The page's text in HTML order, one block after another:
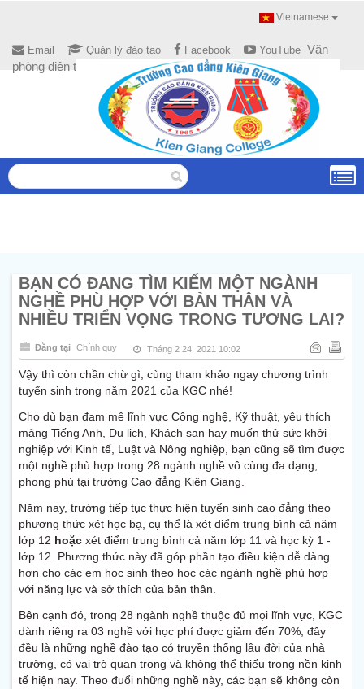
Vietnamese
Email Quản lý đào tạo Facebook YouTube Văn
phòng điện tử
BẠN CÓ ĐANG TÌM KIẾM MỘT NGÀNH
NGHỀ PHÙ HỢP VỚI BẢN THÂN VÀ
NHIỀU TRIỂN VỌNG TRONG TƯƠNG LAI?
Đăng tại Chính quy Tháng 2 24, 2021 10:02
Vậy thì còn chần chừ gì, cùng tham khảo ngay chương trình
tuyển sinh trong năm 2021 của KGC nhé!
Cho dù bạn đam mê lĩnh vực Công nghệ, Kỹ thuật, yêu thích
mảng Tiếng Anh, Du lịch, Khách sạn hay muốn thử sức khởi
nghiệp với Kinh tế, Luật và Nông nghiệp, bạn cũng sẽ tìm được
một nghề phù hợp trong 28 ngành nghề vô cùng đa dạng,
phong phú tại trường Cao đẳng Kiên Giang.
Năm nay, trường tiếp tục thực hiện tuyển sinh cao đẳng theo
phương thức xét học bạ, cụ thể là xét điểm trung bình cả năm
lớp 12 hoặc xét điểm trung bình cả năm lớp 11 và học kỳ 1 -
lớp 12. Phương thức này đã góp phần tạo điều kiện dễ dàng
hơn cho các em học sinh theo học các ngành nghề phù hợp
với năng lực và sở thích của bản thân.
Bên cạnh đó, trong 28 ngành nghề thuộc đủ mọi lĩnh vực, KGC
dành riêng ra 03 nghề với học phí được giảm đến 70%, đây
đều là những nghề đào tạo có truyền thống lâu đời của nhà
trường, có vai trò quan trọng và không thể thiếu trong nền kinh
tế hiện nay. Theo đuổi những nghề này, các bạn sẽ không còn